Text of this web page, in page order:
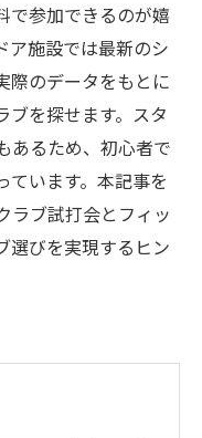
で参加できるのが嬉
ア施設では最新のシ
際のデータをもとに
ブを探せます。スタ
あるため、初心者で
ています。本記事を
ラブ試打会とフィッ
選びを実現するヒン